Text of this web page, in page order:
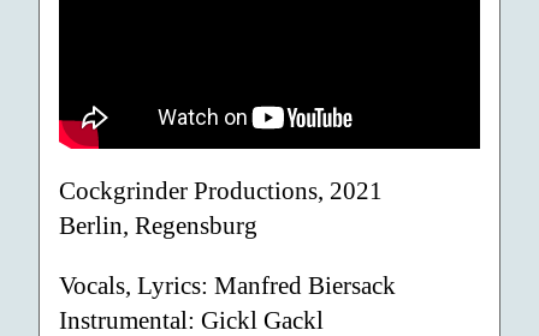
Cockgrinder Productions, 2021
Berlin, Regensburg
Vocals, Lyrics: Manfred Biersack
Instrumental: Gickl Gackl